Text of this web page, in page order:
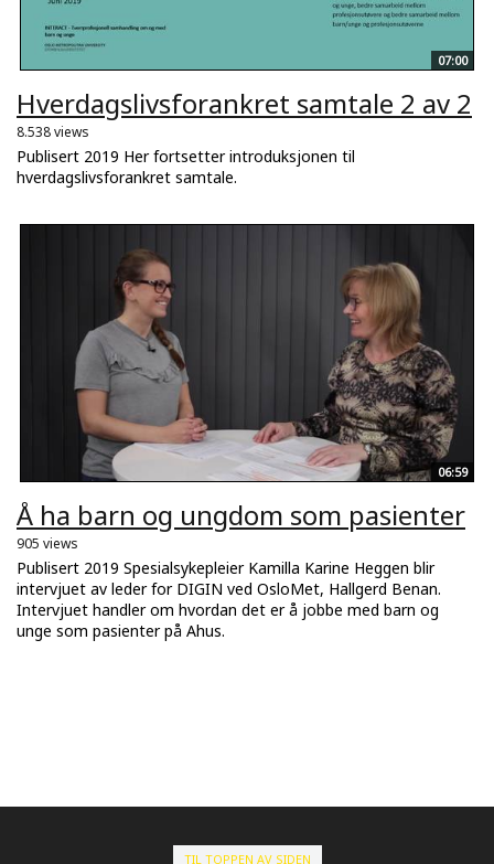
07:00
Hverdagslivsforankret samtale 2 av 2
8.538 views
Publisert 2019 Her fortsetter introduksjonen til
hverdagslivsforankret samtale.
06:59
Å ha barn og ungdom som pasienter
905 views
Publisert 2019 Spesialsykepleier Kamilla Karine Heggen blir
intervjuet av leder for DIGIN ved OsloMet, Hallgerd Benan.
Intervjuet handler om hvordan det er å jobbe med barn og
unge som pasienter på Ahus.
TIL TOPPEN AV SIDEN